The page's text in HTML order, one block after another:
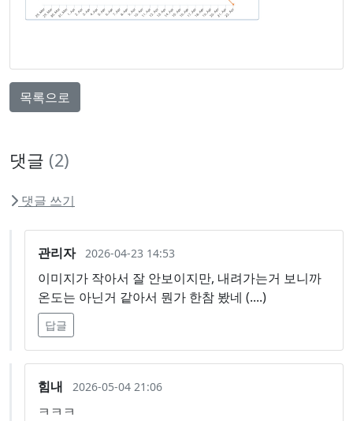
목록으로
댓글 (2)
댓글 쓰기
관리자 2026-04-23 14:53
이미지가 작아서 잘 안보이지만, 내려가는거 보니까
온도는 아닌거 같아서 뭔가 한참 봤네 (....)
답글
힘내 2026-05-04 21:06
ㅋㅋㅋ